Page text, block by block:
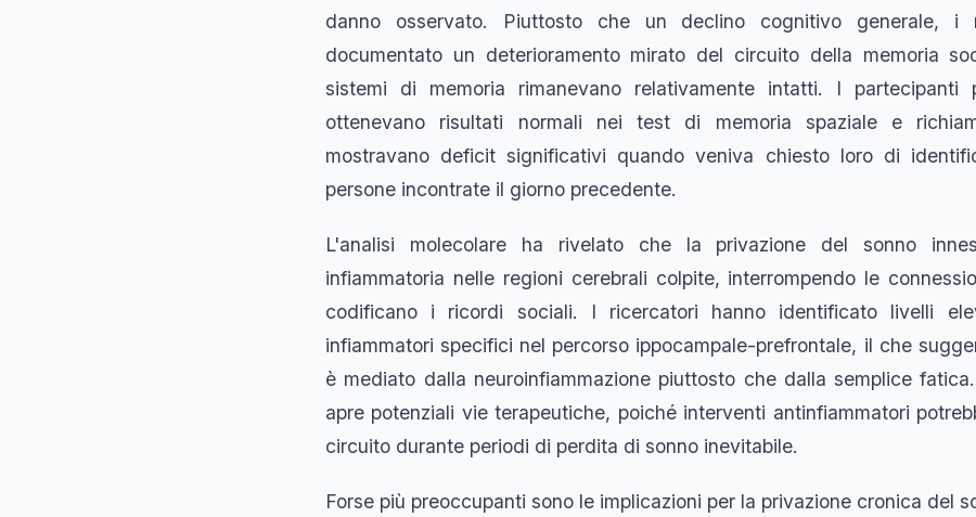
danno osservato. Piuttosto che un declino cognitivo generale, i
documentato un deterioramento mirato del circuito della memoria
sistemi di memoria rimanevano relativamente intatti. I partecipanti
ottenevano risultati normali nei test di memoria spaziale e
mostravano deficit significativi quando veniva chiesto loro di
persone incontrate il giorno precedente.
L'analisi molecolare ha rivelato che la privazione del sonno
infiammatoria nelle regioni cerebrali colpite, interrompendo le
codificano i ricordi sociali. I ricercatori hanno identificato livelli
infiammatori specifici nel percorso ippocampale-prefrontale, il che
è mediato dalla neuroinfiammazione piuttosto che dalla semplice
apre potenziali vie terapeutiche, poiché interventi antinfiammatori
circuito durante periodi di perdita di sonno inevitabile.
Forse più preoccupanti sono le implicazioni per la privazione cronica del